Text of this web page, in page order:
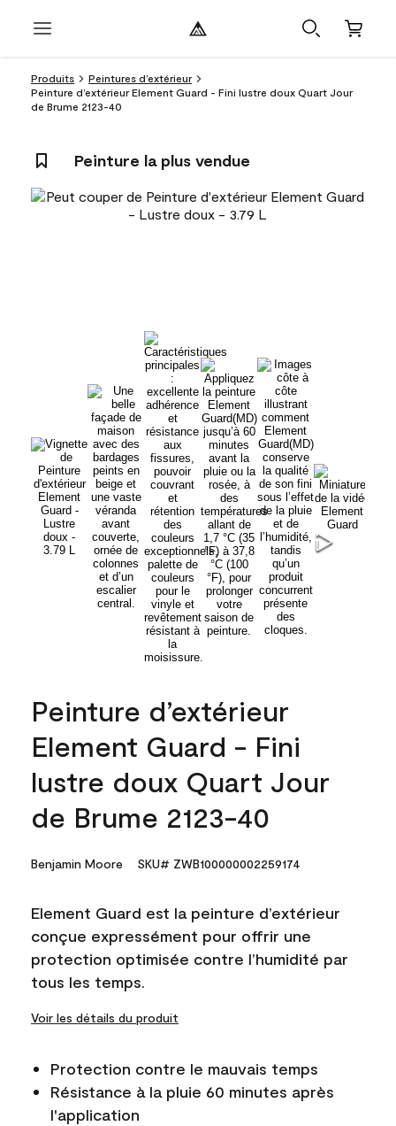
Produits
Peintures d’extérieur
Peinture d’extérieur Element Guard - Fini lustre doux Quart Jour
de Brume 2123-40
Peinture la plus vendue
Peinture d’extérieur
Element Guard - Fini
lustre doux Quart Jour
de Brume 2123-40
Benjamin Moore SKU# ZWB100000002259174
Element Guard est la peinture d’extérieur
conçue expressément pour offrir une
protection optimisée contre l’humidité par
tous les temps.
Voir les détails du produit
Protection contre le mauvais temps
Résistance à la pluie 60 minutes après
l'application